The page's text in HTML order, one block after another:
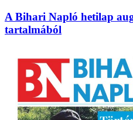
A Bihari Napló hetilap
tartalmából